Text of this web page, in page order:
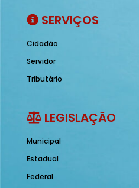
SERVIÇOS
Cidadão
Servidor
Tributário
LEGISLAÇÃO
Municipal
Estadual
Federal